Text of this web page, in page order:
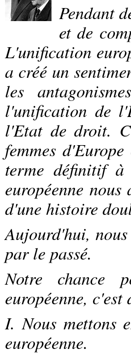
Pendant
et de
L'unification
a créé un
les
l'unification de
l'Etat de droit.
femmes
terme définitif
européenne
d'une histoire
Aujourd'hui,
par le passé.
Notre chance
européenne, c'est
I. Nous mettons
européenne.